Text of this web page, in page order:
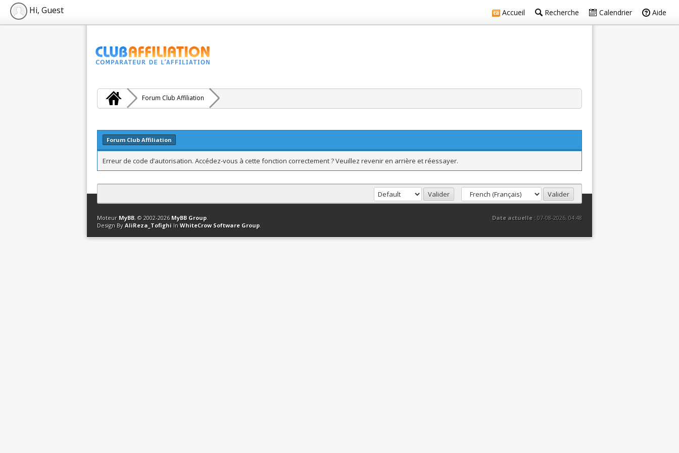
Accueil Recherche Calendrier Aide
Hi, Guest
Forum Club Affiliation
Forum Club Affiliation
Erreur de code d’autorisation. Accédez-vous à cette fonction correctement ? Veuillez revenir en arrière et réessayer.
Contact Club Affiliation Retourner en haut Version bas-débit (Archivé) Syndication RSS
Date actuelle :07-08-2026, 04:48
Moteur MyBB, © 2002-2026 MyBB Group.
Design By AliReza_Tofighi In WhiteCrow Software Group.